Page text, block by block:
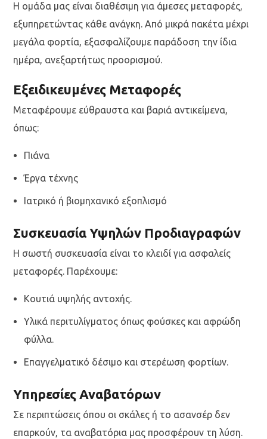
Η ομάδα μας είναι διαθέσιμη για άμεσες μεταφορές,
εξυπηρετώντας κάθε ανάγκη. Από μικρά πακέτα μέχρι
μεγάλα φορτία, εξασφαλίζουμε παράδοση την ίδια
ημέρα, ανεξαρτήτως προορισμού.
Εξειδικευμένες Μεταφορές
Μεταφέρουμε εύθραυστα και βαριά αντικείμενα,
όπως:
Πιάνα
Έργα τέχνης
Ιατρικό ή βιομηχανικό εξοπλισμό
Συσκευασία Υψηλών Προδιαγραφών
Η σωστή συσκευασία είναι το κλειδί για ασφαλείς
μεταφορές. Παρέχουμε:
Κουτιά υψηλής αντοχής.
Υλικά περιτυλίγματος όπως φούσκες και αφρώδη
φύλλα.
Επαγγελματικό δέσιμο και στερέωση φορτίων.
Υπηρεσίες Αναβατόρων
Σε περιπτώσεις όπου οι σκάλες ή το ασανσέρ δεν
επαρκούν, τα αναβατόρια μας προσφέρουν τη λύση.